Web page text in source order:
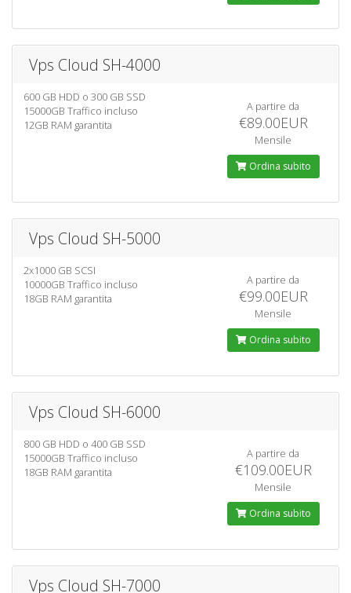
Vps Cloud SH-4000
600 GB HDD o 300 GB SSD
15000GB Traffico incluso
12GB RAM garantita
A partire da
€89.00EUR
Mensile
Ordina subito
Vps Cloud SH-5000
2x1000 GB SCSI
10000GB Traffico incluso
18GB RAM garantita
A partire da
€99.00EUR
Mensile
Ordina subito
Vps Cloud SH-6000
800 GB HDD o 400 GB SSD
15000GB Traffico incluso
18GB RAM garantita
A partire da
€109.00EUR
Mensile
Ordina subito
Vps Cloud SH-7000